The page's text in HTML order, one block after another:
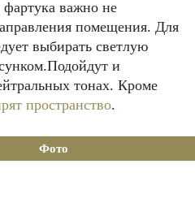
важно не
помещения. Для
выбирать светлую
и
тонах. Кроме
пространство.
Фото